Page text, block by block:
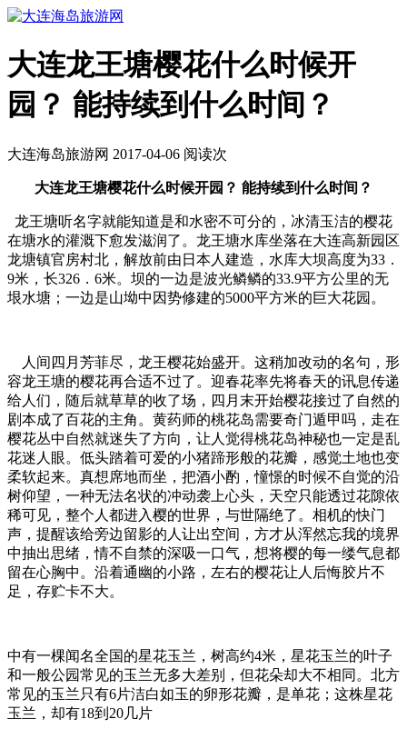
大连龙王塘樱花什么时候开
园？ 能持续到什么时间？
大连海岛旅游网 2017-04-06 阅读次
大连龙王塘樱花什么时候开园？ 能持续到什么时间？
龙王塘听名字就能知道是和水密不可分的，冰清玉洁的樱花
在塘水的灌溉下愈发滋润了。龙王塘水库坐落在大连高新园区
龙塘镇官房村北，解放前由日本人建造，水库大坝高度为33．
9米，长326．6米。坝的一边是波光鳞鳞的33.9平方公里的无
垠水塘；一边是山坳中因势修建的5000平方米的巨大花园。
人间四月芳菲尽，龙王樱花始盛开。这稍加改动的名句，形
容龙王塘的樱花再合适不过了。迎春花率先将春天的讯息传递
给人们，随后就草草的收了场，四月末开始樱花接过了自然的
剧本成了百花的主角。黄药师的桃花岛需要奇门遁甲吗，走在
樱花丛中自然就迷失了方向，让人觉得桃花岛神秘也一定是乱
花迷人眼。低头踏着可爱的小猪蹄形般的花瓣，感觉土地也变
柔软起来。真想席地而坐，把酒小酌，憧憬的时候不自觉的沿
树仰望，一种无法名状的冲动袭上心头，天空只能透过花隙依
稀可见，整个人都进入樱的世界，与世隔绝了。相机的快门
声，提醒该给旁边留影的人让出空间，方才从浑然忘我的境界
中抽出思绪，情不自禁的深吸一口气，想将樱的每一缕气息都
留在心胸中。沿着通幽的小路，左右的樱花让人后悔胶片不
足，存贮卡不大。
中有一棵闻名全国的星花玉兰，树高约4米，星花玉兰的叶子
和一般公园常见的玉兰无多大差别，但花朵却大不相同。北方
常见的玉兰只有6片洁白如玉的卵形花瓣，是单花；这株星花
玉兰，却有18到20几片